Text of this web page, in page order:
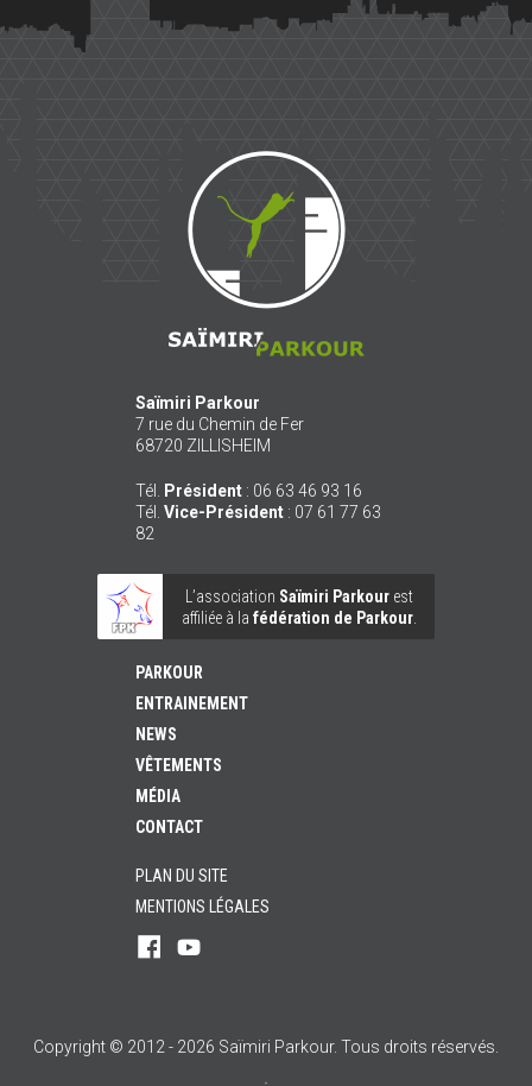
Saïmiri
Parkour
Saïmiri Parkour
7 rue du Chemin de Fer
68720 ZILLISHEIM
Tél. Président : 06 63 46 93 16
Tél. Vice-Président : 07 61 77 63
82
L’association Saïmiri Parkourest
affiliée à la fédération de Parkour.
PARKOUR
ENTRAINEMENT
NEWS
VÊTEMENTS
MÉDIA
CONTACT
PLAN DU SITE
MENTIONS LÉGALES
Rejoignez-
Copyright © 2012 - 2026 Saïmiri Parkour. Tous droits réservés.